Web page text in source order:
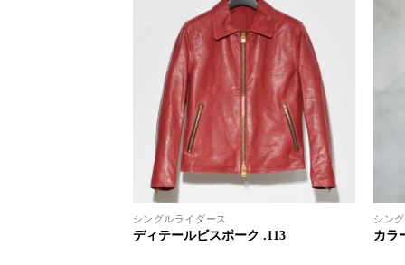
シングルライダース
ディテールビスポーク .113
シン
カラ